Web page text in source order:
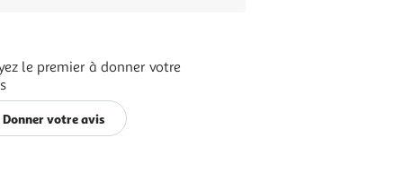
le premier à donner votre
Donner votre avis